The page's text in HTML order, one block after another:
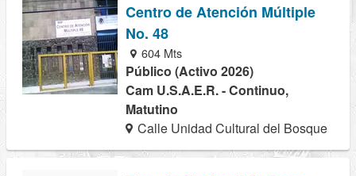
Centro de Atención Múltiple
No. 48
604 Mts
Público (Activo 2026)
Cam U.S.A.E.R. - Continuo,
Matutino
Calle Unidad Cultural del Bosque